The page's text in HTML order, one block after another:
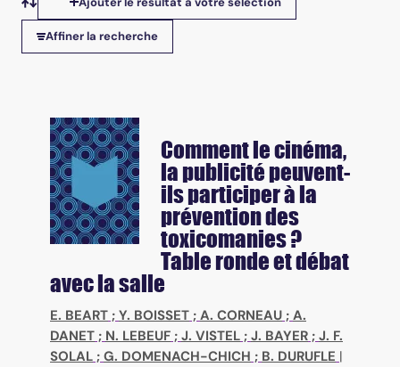
Tris disponibles
Affiner la recherche
Comment le cinéma,
la publicité peuvent-
ils participer à la
prévention des
toxicomanies ?
Table ronde et débat
avec la salle
E. BEART ; Y. BOISSET ; A. CORNEAU ; A.
DANET ; N. LEBEUF ; J. VISTEL ; J. BAYER ; J. F.
SOLAL ; G. DOMENACH-CHICH ; B. DURUFLE |